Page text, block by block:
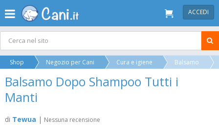
ACCEDI
Shop Negozio per Cani Cura e igiene Balsamo
Balsamo Dopo Shampoo Tutti i
Manti
di Tewua | Nessuna recensione